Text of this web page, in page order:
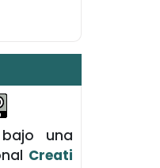
una
Creati